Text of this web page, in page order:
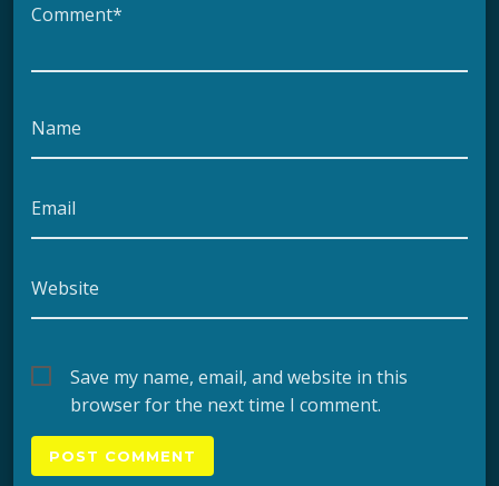
Comment*
Name
Email
Website
Save my name, email, and website in this
browser for the next time I comment.